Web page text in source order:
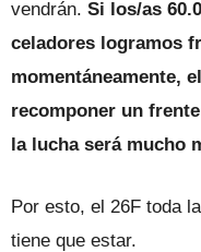
vendrán. Si los/as
celadores logramos
momentáneamente,
recomponer un
la lucha será mucho
Por esto, el 26F toda
tiene que estar.